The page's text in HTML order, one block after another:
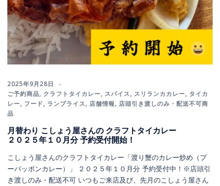
2025年9月28日
ご予約商品, クラフトタイカレー, スパイス, スリランカカレー, タイカ
レー, フード, ランプライス, 店舗情報, 店頭引き渡しのみ・配送不可商
品
月替わり こしょう屋さんの クラフトタイカレー
２０２５年１０月分 予約受付開始！
こしょう屋さんのクラフトタイカレー「渡り蟹のカレー炒め（プ
ーパッポンカレー）」 ２０２５年１０月分 予約受付中！※店頭引
き渡しのみ・配送不可 いつもご来店及び、先月のこしょう屋さん